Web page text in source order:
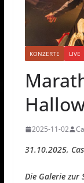
KONZERTE LIVE
2025-11-02
31.10.2025,
Die Galerie zur